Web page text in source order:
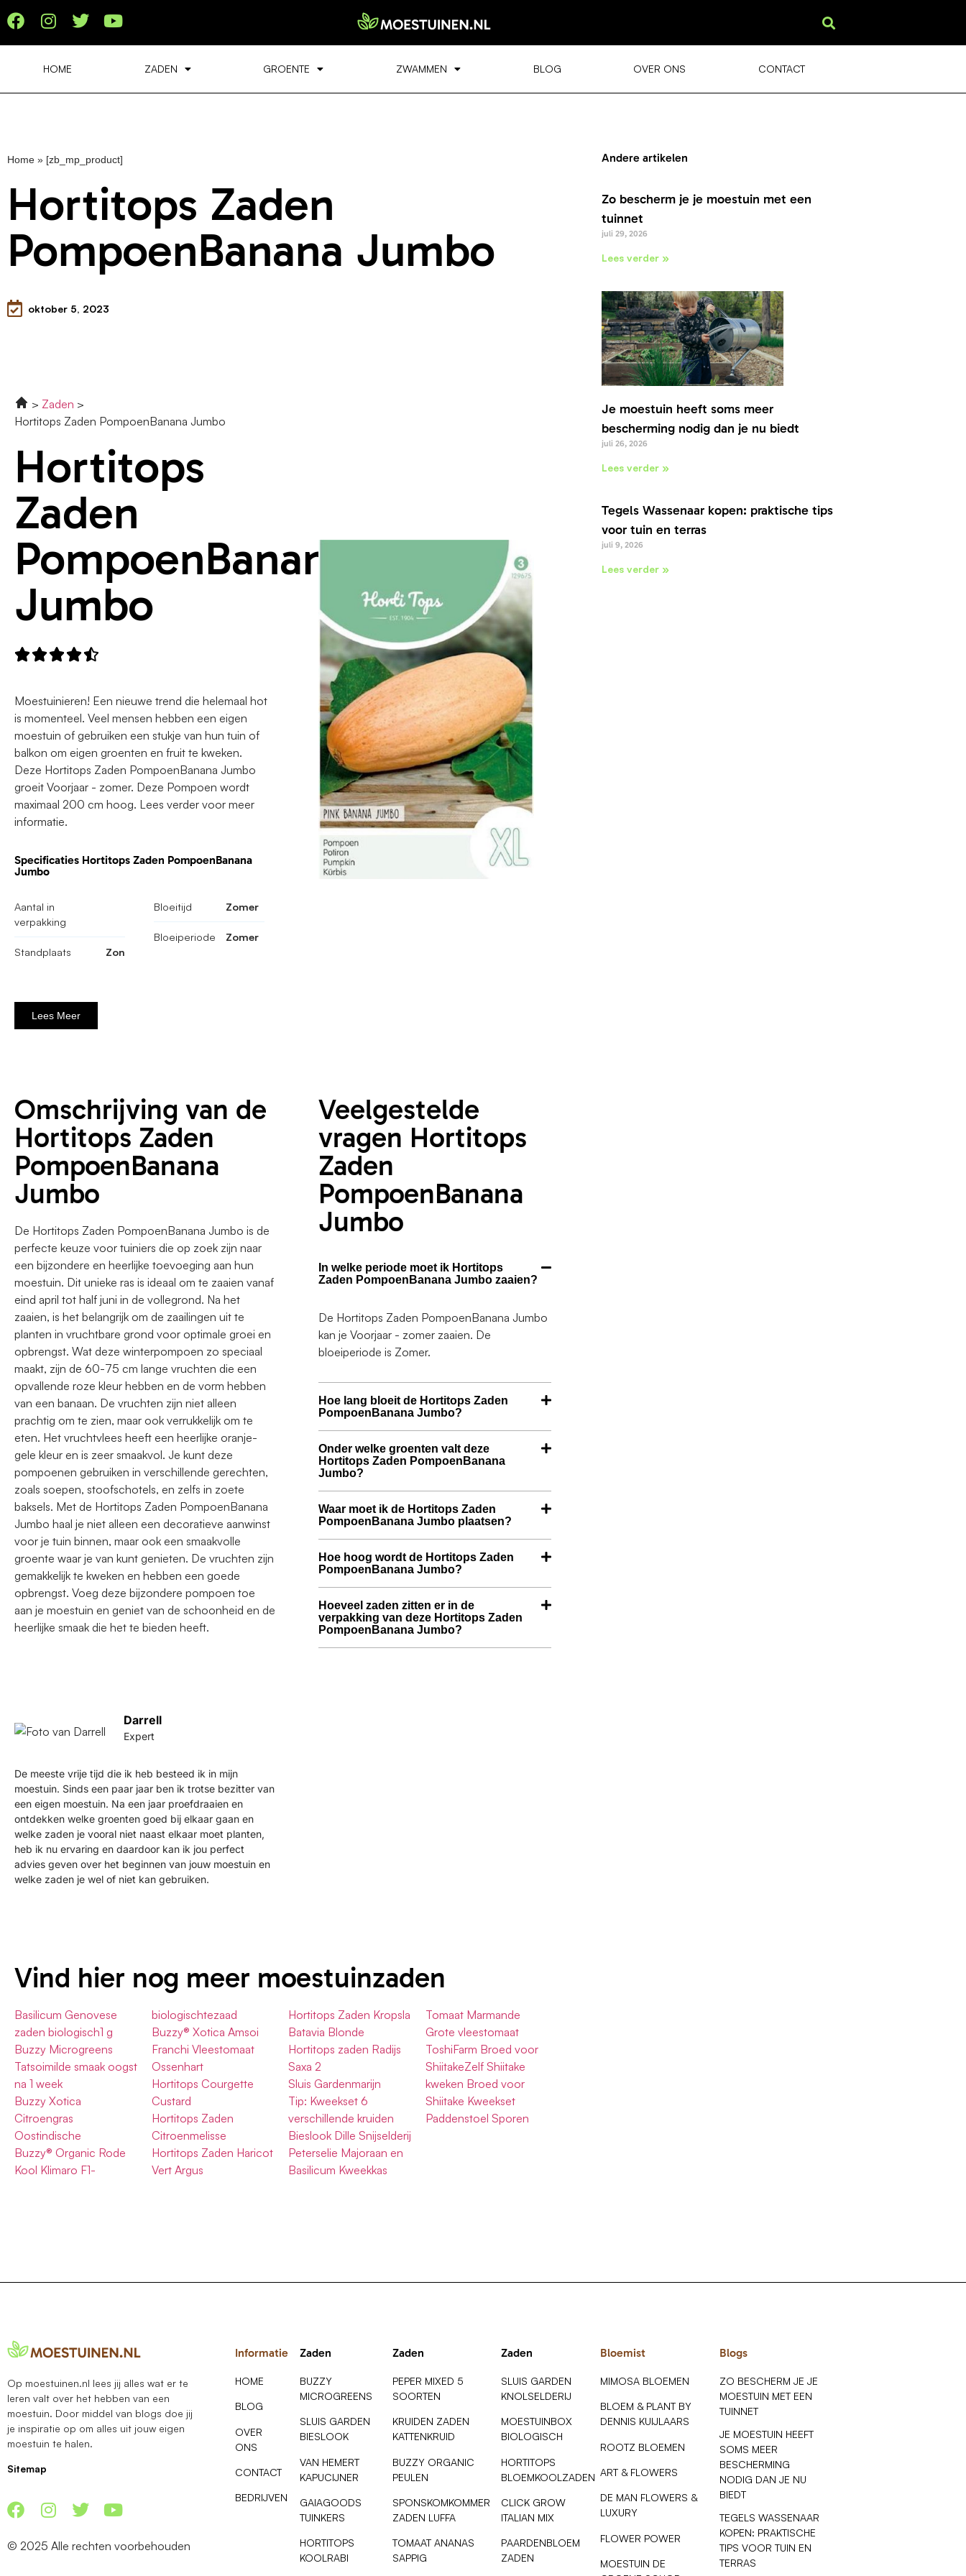
HOME ZADEN GROENTE ZWAMMEN BLOG OVER ONS CONTACT
Home » [zb_mp_product]
Hortitops Zaden
PompoenBanana Jumbo
oktober 5, 2023
Zaden
Hortitops Zaden PompoenBanana Jumbo
Hortitops
Zaden
PompoenBanana
Jumbo

Moestuinieren! Een nieuwe trend die helemaal hot
is momenteel. Veel mensen hebben een eigen
moestuin of gebruiken een stukje van hun tuin of
balkon om eigen groenten en fruit te kweken.
Deze Hortitops Zaden PompoenBanana Jumbo
groeit Voorjaar - zomer. Deze Pompoen wordt
maximaal 200 cm hoog. Lees verder voor meer
informatie.
Specificaties Hortitops Zaden PompoenBanana
Jumbo
Aantal in
verpakking
Standplaats Zon
Bloeitijd Zomer
Bloeiperiode Zomer
Lees Meer
Omschrijving van de
Hortitops Zaden
PompoenBanana
Jumbo
De Hortitops Zaden PompoenBanana Jumbo is de
perfecte keuze voor tuiniers die op zoek zijn naar
een bijzondere en heerlijke toevoeging aan hun
moestuin. Dit unieke ras is ideaal om te zaaien vanaf
eind april tot half juni in de vollegrond. Na het
zaaien, is het belangrijk om de zaailingen uit te
planten in vruchtbare grond voor optimale groei en
opbrengst. Wat deze winterpompoen zo speciaal
maakt, zijn de 60-75 cm lange vruchten die een
opvallende roze kleur hebben en de vorm hebben
van een banaan. De vruchten zijn niet alleen
prachtig om te zien, maar ook verrukkelijk om te
eten. Het vruchtvlees heeft een heerlijke oranje-
gele kleur en is zeer smaakvol. Je kunt deze
pompoenen gebruiken in verschillende gerechten,
zoals soepen, stoofschotels, en zelfs in zoete
baksels. Met de Hortitops Zaden PompoenBanana
Jumbo haal je niet alleen een decoratieve aanwinst
voor je tuin binnen, maar ook een smaakvolle
groente waar je van kunt genieten. De vruchten zijn
gemakkelijk te kweken en hebben een goede
opbrengst. Voeg deze bijzondere pompoen toe
aan je moestuin en geniet van de schoonheid en de
heerlijke smaak die het te bieden heeft.
Darrell
Expert
De meeste vrije tijd die ik heb besteed ik in mijn
moestuin. Sinds een paar jaar ben ik trotse bezitter van
een eigen moestuin. Na een jaar proefdraaien en
ontdekken welke groenten goed bij elkaar gaan en
welke zaden je vooral niet naast elkaar moet planten,
heb ik nu ervaring en daardoor kan ik jou perfect
advies geven over het beginnen van jouw moestuin en
welke zaden je wel of niet kan gebruiken.
Veelgestelde
vragen Hortitops
Zaden
PompoenBanana
Jumbo
In welke periode moet ik Hortitops
Zaden PompoenBanana Jumbo zaaien?
De Hortitops Zaden PompoenBanana Jumbo
kan je Voorjaar - zomer zaaien. De
bloeiperiode is Zomer.
Hoe lang bloeit de Hortitops Zaden
PompoenBanana Jumbo?
Onder welke groenten valt deze
Hortitops Zaden PompoenBanana
Jumbo?
Waar moet ik de Hortitops Zaden
PompoenBanana Jumbo plaatsen?
Hoe hoog wordt de Hortitops Zaden
PompoenBanana Jumbo?
Hoeveel zaden zitten er in de
verpakking van deze Hortitops Zaden
PompoenBanana Jumbo?
Vind hier nog meer moestuinzaden
Basilicum Genovese
zaden biologisch1 g
Buzzy Microgreens
Tatsoimilde smaak oogst
na 1 week
Buzzy Xotica
Citroengras
Oostindische
Buzzy® Organic Rode
Kool Klimaro F1-
biologischtezaad
Buzzy® Xotica Amsoi
Franchi Vleestomaat
Ossenhart
Hortitops Courgette
Custard
Hortitops Zaden
Citroenmelisse
Hortitops Zaden Haricot
Vert Argus
Hortitops Zaden Kropsla
Batavia Blonde
Hortitops zaden Radijs
Saxa 2
Sluis Gardenmarijn
Tip: Kweekset 6
verschillende kruiden
Bieslook Dille Snijselderij
Peterselie Majoraan en
Basilicum Kweekkas
Tomaat Marmande
Grote vleestomaat
ToshiFarm Broed voor
ShiitakeZelf Shiitake
kweken Broed voor
Shiitake Kweekset
Paddenstoel Sporen
Andere artikelen
Zo bescherm je je moestuin met een
tuinnet
juli 29, 2026
Lees verder »
Je moestuin heeft soms meer
bescherming nodig dan je nu biedt
juli 26, 2026
Lees verder »
Tegels Wassenaar kopen: praktische tips
voor tuin en terras
juli 9, 2026
Lees verder »
Op moestuinen.nl lees jij alles wat er te
leren valt over het hebben van een
moestuin. Door middel van blogs doe jij
je inspiratie op om alles uit jouw eigen
moestuin te halen.
Sitemap
© 2025 Alle rechten voorbehouden
Informatie
HOME
BLOG
OVER
ONS
CONTACT
BEDRIJVEN
Zaden
BUZZY
MICROGREENS
SLUIS GARDEN
BIESLOOK
VAN HEMERT
KAPUCIJNER
GAIAGOODS
TUINKERS
HORTITOPS
KOOLRABI
Zaden
PEPER MIXED 5
SOORTEN
KRUIDEN ZADEN
KATTENKRUID
BUZZY ORGANIC
PEULEN
SPONSKOMKOMMER
ZADEN LUFFA
TOMAAT ANANAS
SAPPIG
Zaden
SLUIS GARDEN
KNOLSELDERIJ
MOESTUINBOX
BIOLOGISCH
HORTITOPS
BLOEMKOOLZADEN
CLICK GROW
ITALIAN MIX
PAARDENBLOEM
ZADEN
Bloemist
MIMOSA BLOEMEN
BLOEM & PLANT BY
DENNIS KUIJLAARS
ROOTZ BLOEMEN
ART & FLOWERS
DE MAN FLOWERS &
LUXURY
FLOWER POWER
MOESTUIN DE
Blogs
ZO BESCHERM JE JE
MOESTUIN MET EEN
TUINNET
JE MOESTUIN HEEFT
SOMS MEER
BESCHERMING
NODIG DAN JE NU
BIEDT
TEGELS WASSENAAR
KOPEN: PRAKTISCHE
TIPS VOOR TUIN EN
TERRAS